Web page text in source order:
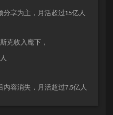
分享为主，月活超过15亿人
克收入麾下，
内容消失，月活超过7.5亿人